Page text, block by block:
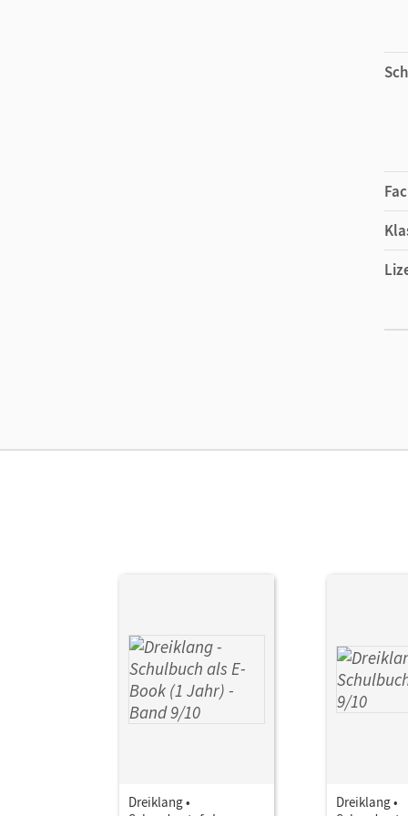
Dreiklang •
Dreiklang •